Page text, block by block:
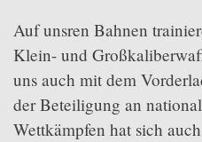
Auf unsren Bahnen
Klein- und
uns auch mit dem
der Beteiligung an
Wettkämpfen hat sich